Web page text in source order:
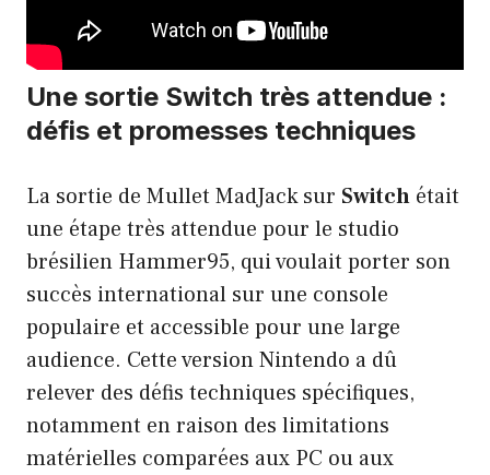
Une sortie Switch très attendue :
défis et promesses techniques
La sortie de Mullet MadJack sur Switch était
une étape très attendue pour le studio
brésilien Hammer95, qui voulait porter son
succès international sur une console
populaire et accessible pour une large
audience. Cette version Nintendo a dû
relever des défis techniques spécifiques,
notamment en raison des limitations
matérielles comparées aux PC ou aux